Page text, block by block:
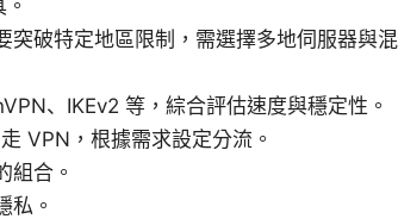
破特定地區限制，需選擇多地伺服器與混
、IKEv2 等，綜合評估速度與穩定性。
VPN，根據需求設定分流。
組合。
私。